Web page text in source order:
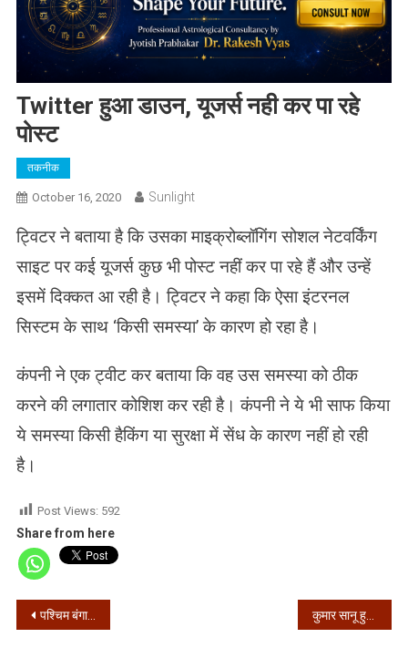
Twitter हुआ डाउन, यूजर्स नही कर पा रहे
पोस्ट
तकनीक
October 16, 2020 Sunlight
ट्विटर ने बताया है कि उसका माइक्रोब्लॉगिंग सोशल नेटवर्किंग
साइट पर कई यूजर्स कुछ भी पोस्ट नहीं कर पा रहे हैं और उन्हें
इसमें दिक्कत आ रही है। ट्विटर ने कहा कि ऐसा इंटरनल
सिस्टम के साथ ‘किसी समस्या’ के कारण हो रहा है।
कंपनी ने एक ट्वीट कर बताया कि वह उस समस्या को ठीक
करने की लगातार कोशिश कर रही है। कंपनी ने ये भी साफ किया
ये समस्या किसी हैकिंग या सुरक्षा में सेंध के कारण नहीं हो रही
है।
Post Views: 592
Share from here
Post
पश्चिम बंगाल – 24 घंटे में मिले अबतक के सबसे ज्यादा 3720 संक्रमित, 62 की मौत